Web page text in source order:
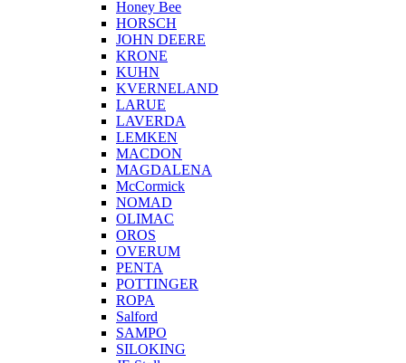
Honey Bee
HORSCH
JOHN DEERE
KRONE
KUHN
KVERNELAND
LARUE
LAVERDA
LEMKEN
MACDON
MAGDALENA
McCormick
NOMAD
OLIMAC
OROS
OVERUM
PENTA
POTTINGER
ROPA
Salford
SAMPO
SILOKING